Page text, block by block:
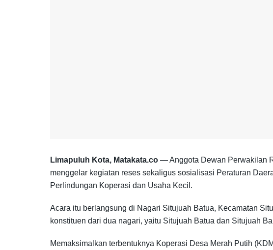
Limapuluh Kota, Matakata.co — Anggota Dewan Perwakilan
menggelar kegiatan reses sekaligus sosialisasi Peraturan
Perlindungan Koperasi dan Usaha Kecil.
Acara itu berlangsung di Nagari Situjuah Batua, Kecamatan
konstituen dari dua nagari, yaitu Situjuah Batua dan Situjuah
Memaksimalkan terbentuknya Koperasi Desa Merah Putih